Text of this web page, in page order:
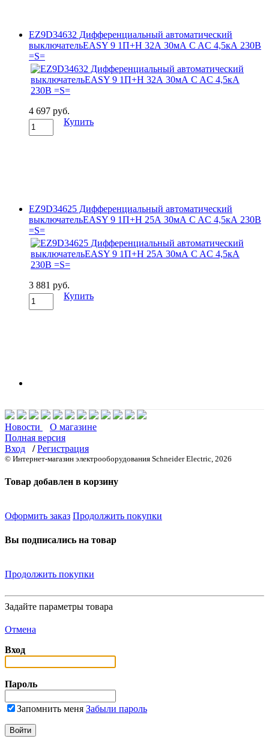
EZ9D34632 Дифференциальный автоматический
выключательEASY 9 1П+Н 32А 30мА C AC 4,5кА 230В
=S=
4 697 руб.
Купить
EZ9D34625 Дифференциальный автоматический
выключательEASY 9 1П+Н 25А 30мА C AC 4,5кА 230В
=S=
3 881 руб.
Купить
Новости
О магазине
Полная версия
Вход
/ Регистрация
© Интернет-магазин электрооборудования Schneider Electric, 2026
Товар добавлен в корзину
Оформить заказ Продолжить покупки
Вы подписались на товар
Продолжить покупки
Задайте параметры товара
Отмена
Вход
Пароль
Запомнить меня Забыли пароль